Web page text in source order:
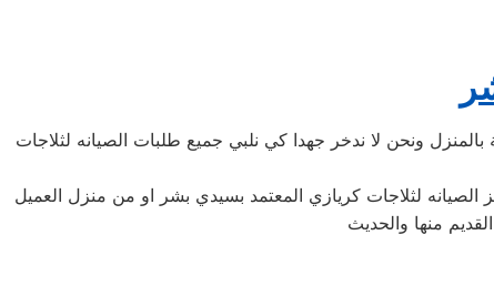
ونحن لا ندخر جهدا كي نلبي جميع طلبات الصيانه لثلاجات